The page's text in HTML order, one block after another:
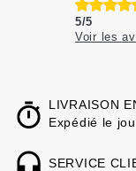
5/5
Voir les
LIVRAISON
Expédié le
SERVICE